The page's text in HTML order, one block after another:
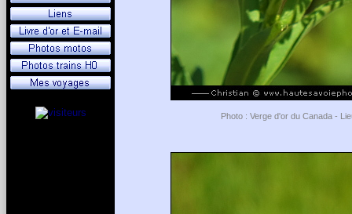
Photo : Verge d'or du Canada -